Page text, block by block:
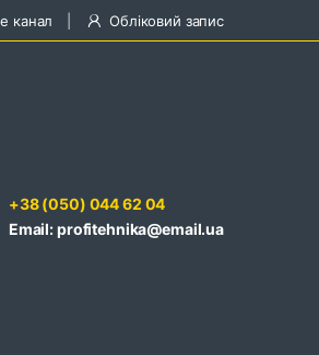
канал Обліковий запис
+38 (050) 044 62 04
Email: profitehnika@email.ua